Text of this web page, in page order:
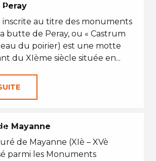
au titre des monuments
butte de Peray, ou « Castrum
du poirier) est une motte
du XIème siècle située en...
Mayanne
de Mayanne (XIè – XVè
parmi les Monuments